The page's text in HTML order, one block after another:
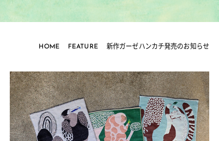
HOME FEATURE 新作ガーゼハンカチ発売のお知らせ